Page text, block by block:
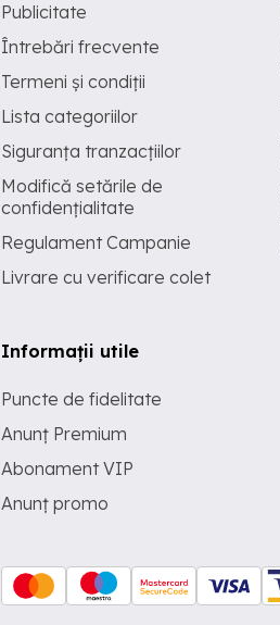
Publicitate
Întrebări frecvente
Termeni și condiții
Lista categoriilor
Siguranța tranzacțiilor
Modifică setările de
confidențialitate
Regulament Campanie
Livrare cu verificare colet
Informații utile
Puncte de fidelitate
Anunț Premium
Abonament VIP
Anunț promo